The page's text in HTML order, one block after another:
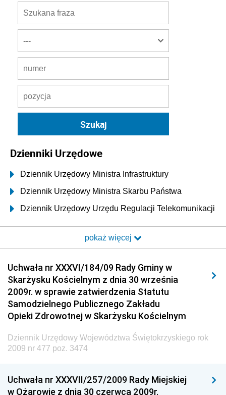
Dzienniki Urzędowe
Dziennik Urzędowy Ministra Infrastruktury
Dziennik Urzędowy Ministra Skarbu Państwa
Dziennik Urzędowy Urzędu Regulacji Telekomunikacji
Dziennik Urzędowy Ministra Transportu i Budownictwa
Elektronicznej
Dziennik Urzędowy Ministra Spraw Wewnętrznych i
Administracji
Dziennik Urzędowy Ministra Transportu
Dziennik Urzędowy Ministra Budownictwa
Dziennik Urzędowy Ministra Nauki i Szkolnictwa
Dziennik Urzędowy Głównego Urzędu Miar
pokaż więcej
Uchwała nr XXXVI/184/09 Rady Gminy w
Skarżysku Kościelnym z dnia 30 września
2009r. w sprawie zatwierdzenia Statutu
Samodzielnego Publicznego Zakładu
Opieki Zdrowotnej w Skarżysku Kościelnym
Dziennik Urzędowy Województwa Świętokrzyskiego rok
2009 nr 477 poz. 3474
Uchwała nr XXXVII/257/2009 Rady Miejskiej
w Ożarowie z dnia 30 czerwca 2009r.